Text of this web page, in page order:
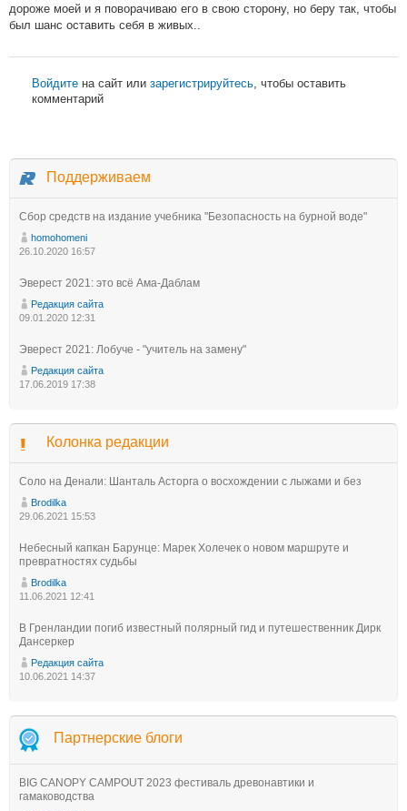
дороже моей и я поворачиваю его в свою сторону, но беру так, чтобы
был шанс оставить себя в живых..
Войдите на сайт или зарегистрируйтесь, чтобы оставить
комментарий
Поддерживаем
Сбор средств на издание учебника "Безопасность на бурной воде"
homohomeni
26.10.2020 16:57
Эверест 2021: это всё Ама-Даблам
Редакция сайта
09.01.2020 12:31
Эверест 2021: Лобуче - "учитель на замену"
Редакция сайта
17.06.2019 17:38
Колонка редакции
Соло на Денали: Шанталь Асторга о восхождении с лыжами и без
Brodilka
29.06.2021 15:53
Небесный капкан Барунце: Марек Холечек о новом маршруте и
превратностях судьбы
Brodilka
11.06.2021 12:41
В Гренландии погиб известный полярный гид и путешественник Дирк
Дансеркер
Редакция сайта
10.06.2021 14:37
Партнерские блоги
BIG CANOPY CAMPOUT 2023 фестиваль древонавтики и
гамаководства